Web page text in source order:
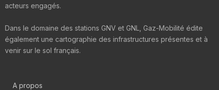
acteurs engagés.
Dans le domaine des stations GNV et GNL, Gaz-Mobilité édite
également une cartographie des infrastructures présentes et à
venir sur le sol français.
A propos